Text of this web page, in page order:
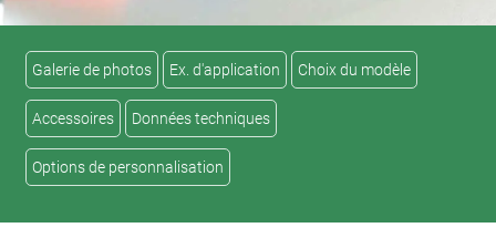
Galerie de photos Ex. d'application Choix du modèle
Accessoires Données techniques
Options de personnalisation